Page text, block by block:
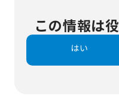
この情報は
はい